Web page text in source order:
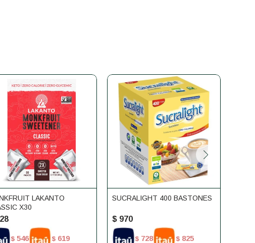
LAKANTO
X30
$ 546 $ 619
SUCRALIGHT 400 BASTONES
$ 970
$ 728 $ 825